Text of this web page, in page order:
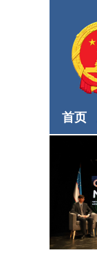
首页